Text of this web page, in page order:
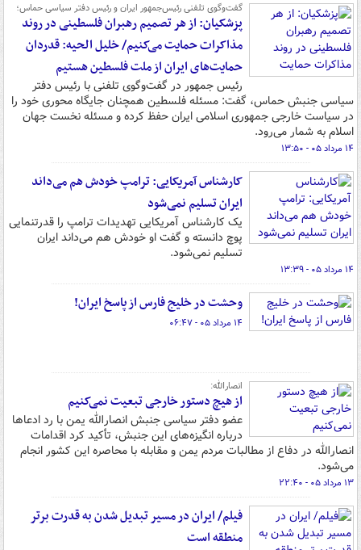
گفت‌وگوی تلفنی رئیس‌جمهور ایران و رئیس دفتر سیاسی حماس؛
پزشکیان: از هر تصمیم رهبران فلسطینی در روند
مذاکرات حمایت می‌کنیم/ خلیل الحیه: قدردان
حمایت‌های ایران از ملت فلسطین هستیم
رئیس جمهور در گفت‌وگوی تلفنی با رئیس دفتر
سیاسی جنبش حماس، گفت: مسئله فلسطین همچنان جایگاه محوری خود را
در سیاست خارجی جمهوری اسلامی ایران حفظ کرده و مسئله نخست جهان
اسلام به شمار می‌رود.
۱۴ مرداد ۰۵ - ۱۳:۵۰
کارشناس آمریکایی: ترامپ خودش هم می‌داند
ایران تسلیم نمی‌شود
یک کارشناس آمریکایی تهدیدات ترامپ را قدرتنمایی
پوچ دانسته و گفت او خودش هم می‌داند ایران
تسلیم نمی‌شود.
۱۴ مرداد ۰۵ - ۱۳:۳۹
وحشت در خلیج فارس از پاسخ ایران!
۱۴ مرداد ۰۵ - ۰۶:۴۷
انصارالله:
از هیچ دستور خارجی تبعیت نمی‌کنیم
عضو دفتر سیاسی جنبش انصارالله یمن با رد ادعاها
درباره انگیزه‌های این جنبش، تأکید کرد اقدامات
انصارالله در دفاع از مطالبات مردم یمن و مقابله با محاصره این کشور انجام
می‌شود.
۱۳ مرداد ۰۵ - ۲۲:۴۰
فیلم/ ایران در مسیر تبدیل شدن به قدرت برتر
منطقه است